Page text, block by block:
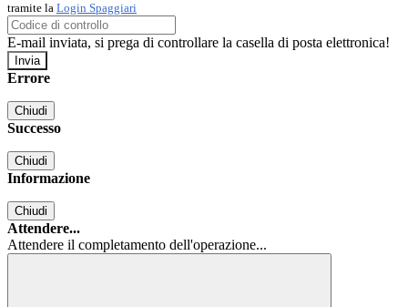
tramite la Login Spaggiari
E-mail inviata, si prega di controllare la casella di posta elettronica!
Errore
Chiudi
Successo
Chiudi
Informazione
Chiudi
Attendere...
Attendere il completamento dell'operazione...